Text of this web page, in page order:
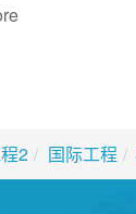
2 国际工程